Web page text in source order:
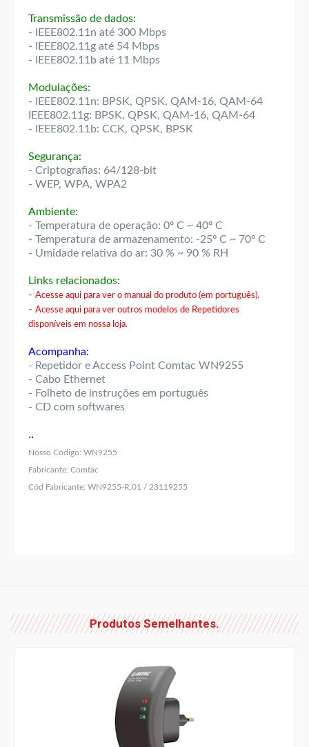
Transmissão de dados:
- IEEE802.11n até 300 Mbps
- IEEE802.11g até 54 Mbps
- IEEE802.11b até 11 Mbps
Modulações:
- IEEE802.11n: BPSK, QPSK, QAM-16, QAM-64
IEEE802.11g: BPSK, QPSK, QAM-16, QAM-64
- IEEE802.11b: CCK, QPSK, BPSK
Segurança:
- Criptografias: 64/128-bit
- WEP, WPA, WPA2
Ambiente:
- Temperatura de operação: 0º C ~ 40º C
- Temperatura de armazenamento: -25º C ~ 70º C
- Umidade relativa do ar: 30 % ~ 90 % RH
Links relacionados:
- Acesse aqui para ver o manual do produto (em português).
- Acesse aqui para ver outros modelos de Repetidores
disponíveis em nossa loja.
Acompanha:
- Repetidor e Access Point Comtac WN9255
- Cabo Ethernet
- Folheto de instruções em português
- CD com softwares
..
Nosso Código: WN9255
Fabricante: Comtac
Cód Fabricante: WN9255-R.01 / 23119255
Produtos Semelhantes.